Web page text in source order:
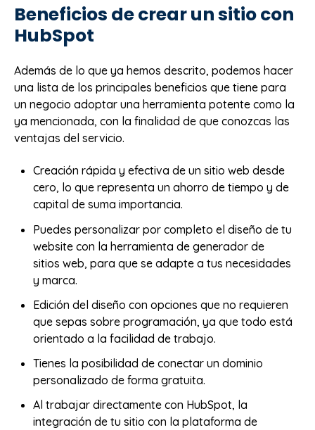
Beneficios de crear un sitio con
HubSpot
Además de lo que ya hemos descrito, podemos hacer
una lista de los principales beneficios que tiene para
un negocio adoptar una herramienta potente como la
ya mencionada, con la finalidad de que conozcas las
ventajas del servicio.
Creación rápida y efectiva de un sitio web desde
cero, lo que representa un ahorro de tiempo y de
capital de suma importancia.
Puedes personalizar por completo el diseño de tu
website con la herramienta de generador de
sitios web, para que se adapte a tus necesidades
y marca.
Edición del diseño con opciones que no requieren
que sepas sobre programación, ya que todo está
orientado a la facilidad de trabajo.
Tienes la posibilidad de conectar un dominio
personalizado de forma gratuita.
Al trabajar directamente con HubSpot, la
integración de tu sitio con la plataforma de